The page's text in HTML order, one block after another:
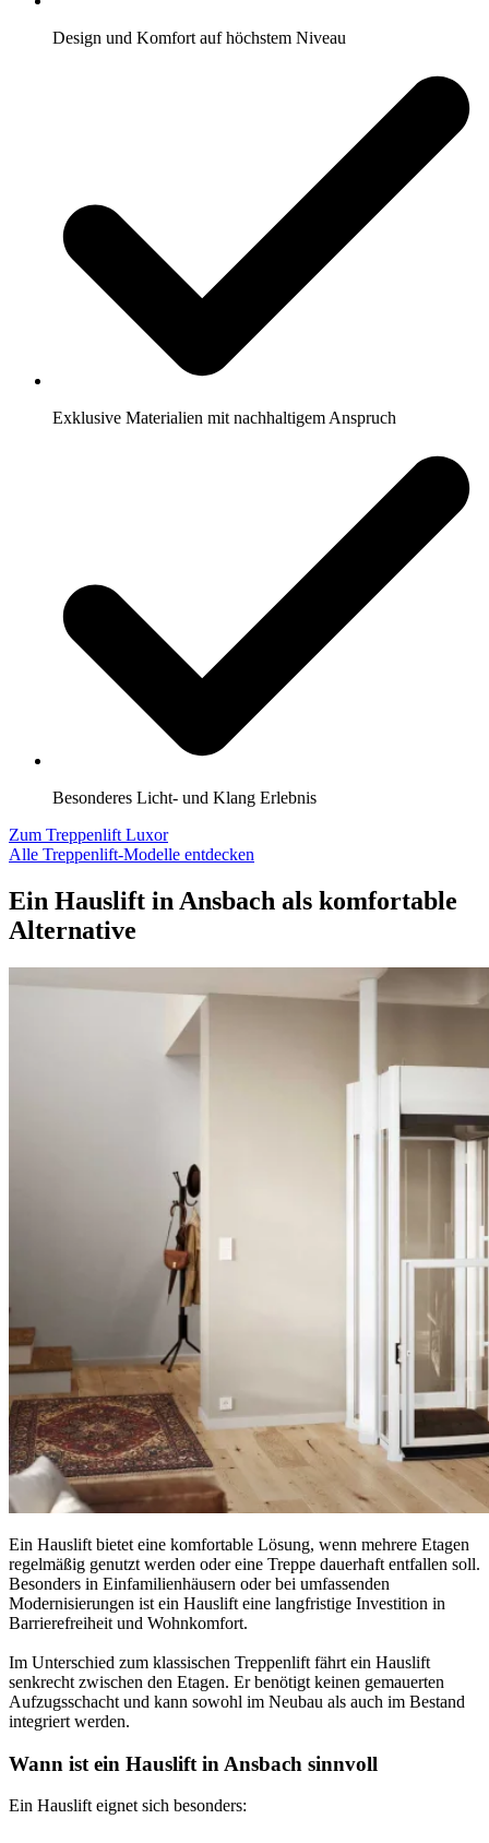
Design und Komfort auf höchstem Niveau
Exklusive Materialien mit nachhaltigem Anspruch
Besonderes Licht- und Klang Erlebnis
Zum Treppenlift Luxor
Alle Treppenlift-Modelle entdecken
Ein Hauslift in Ansbach als komfortable
Alternative
Ein Hauslift bietet eine komfortable Lösung, wenn mehrere Etagen
regelmäßig genutzt werden oder eine Treppe dauerhaft entfallen soll.
Besonders in Einfamilienhäusern oder bei umfassenden
Modernisierungen ist ein Hauslift eine langfristige Investition in
Barrierefreiheit und Wohnkomfort.
Im Unterschied zum klassischen Treppenlift fährt ein Hauslift
senkrecht zwischen den Etagen. Er benötigt keinen gemauerten
Aufzugsschacht und kann sowohl im Neubau als auch im Bestand
integriert werden.
Wann ist ein Hauslift in Ansbach sinnvoll
Ein Hauslift eignet sich besonders: